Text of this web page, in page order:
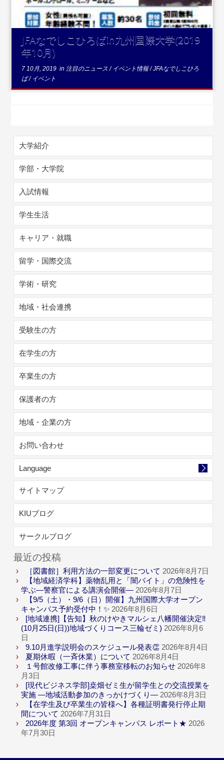
JFAなでしこひろばin九州国際大学(2019
年10月)
7 10月, 2019 in 注目のニュース/ イベント情報/JFAなでしこひろ
ば/ イベント
大学紹介
学部・大学院
入試情報
学生生活
キャリア・就職
留学・国際交流
学術・研究
地域・社会連携
受験生の方
在学生の方
卒業生の方
保護者の方
地域・企業の方
お問い合わせ
Language
サイトマップ
KIUブログ
サークルブログ
最近の投稿
［図書館］利用方法の一部変更について 2026年8月7日
【地域経済学科】薬物乱用と「闇バイト」の危険性を
学ぶ―警察官による講演会開催― 2026年8月7日
【9/5（土）・9/6（日）開催】九州国際大学オープン
キャンパス予約受付中！✨ 2026年8月6日
[地域連携]【告知】秋のけやきマルシェ八幡開催決定‼
(10月25日(日))地域づくりコース三輪ゼミ) 2026年8月6
日
9.10月進学説明会のスケジュール発表👏 2026年8月4日
夏期休暇（一斉休業）について 2026年8月4日
１号館改修工事に伴う事務室移転のお知らせ 2026年8
月3日
[現代ビジネス学部]桒畑ゼミ生が留学生との交流授業を
実施 ―地域活動参加のきっかけづくり― 2026年8月3日
【在学生及び卒業生の皆様へ】各種証明書発行停止期
間について 2026年7月31日
2026年度 第3回 オープンキャンパス レポート★ 2026
年7月30日